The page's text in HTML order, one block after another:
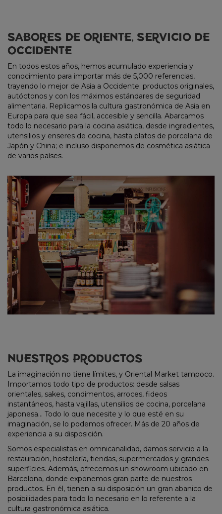
SABORES DE ORIENTE, SERVICIO DE
OCCIDENTE
En todos estos años, hemos acumulado experiencia y
conocimiento para importar más de 5,000 referencias,
trayendo lo mejor de Asia a Occidente: productos originales,
autóctonos y con los máximos estándares de seguridad
alimentaria. Replicamos la cultura gastronómica de Asia en
Europa para que sea fácil, accesible y sencilla. Abarcamos
todo lo necesario para la cocina asiática, desde ingredientes,
utensilios y enseres de cocina, hasta platos de porcelana de
Japón y China; e incluso disponemos de cosmética asiática
de varios países.
NUESTROS PRODUCTOS
La imaginación no tiene límites, y Oriental Market tampoco.
Importamos todo tipo de productos: desde salsas
orientales, sakes, condimentos, arroces, fideos
instantáneos, hasta vajillas, utensilios de cocina, porcelana
japonesa… Todo lo que necesite y lo que esté en su
imaginación, se lo podemos ofrecer. Más de 20 años de
experiencia a su disposición.
Somos especialistas en omnicanalidad, damos servicio a la
restauración, hostelería, tiendas, supermercados y grandes
superficies. Además, ofrecemos un showroom ubicado en
Barcelona, donde exponemos gran parte de nuestros
productos. En él, tienen a su disposición un gran abanico de
posibilidades para todo lo necesario en lo referente a la
cultura gastronómica asiática.